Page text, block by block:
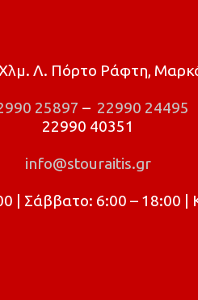
Λ. Πόρτο Ράφτη,
25897 – 22990 24495
22990 40351
info@stouraitis.gr
| Σάββατο: 6:00 – 18:00 |